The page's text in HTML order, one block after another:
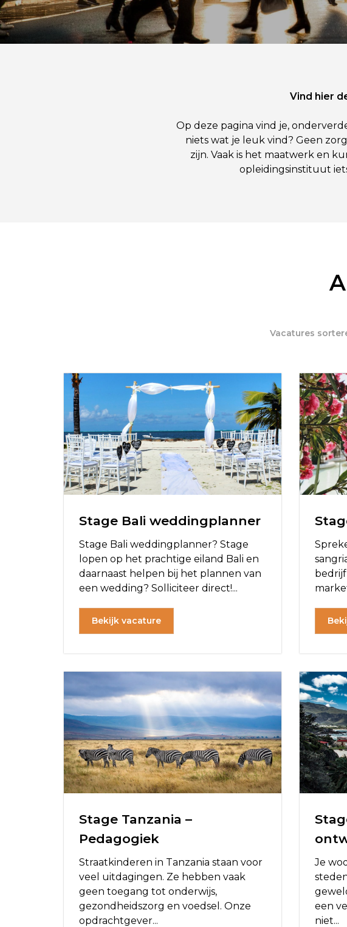
Vind hier
Op deze pagina vind je,
niets wat je leuk vind? Geen
zijn. Vaak is het maatwerk en
opleidingsinstituut
Stage Bali weddingplanner
Stage Bali weddingplanner? Stage
lopen op het prachtige eiland Bali en
daarnaast helpen bij het plannen van
een wedding? Solliciteer direct!...
Bekijk vacature
bedrijf
Stage Tanzania –
Pedagogiek
Straatkinderen in Tanzania staan voor
veel uitdagingen. Ze hebben vaak
geen toegang tot onderwijs,
gezondheidszorg en voedsel. Onze
opdrachtgever...
Je
een
niet...